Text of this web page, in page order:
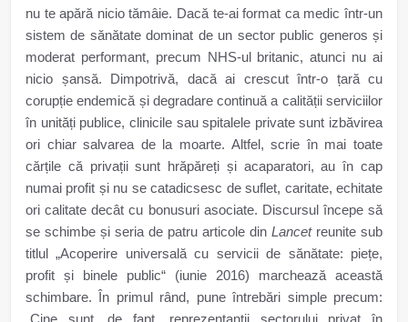
nu te apără nicio tămâie. Dacă te-ai format ca medic într-un
sistem de sănătate dominat de un sector public generos și
moderat performant, precum NHS-ul britanic, atunci nu ai
nicio șansă. Dimpotrivă, dacă ai crescut într-o țară cu
corupție endemică și degradare continuă a calității serviciilor
în unități publice, clinicile sau spitalele private sunt izbăvirea
ori chiar salvarea de la moarte. Altfel, scrie în mai toate
cărțile că privații sunt hrăpăreți și acaparatori, au în cap
numai profit și nu se catadicsesc de suflet, caritate, echitate
ori calitate decât cu bonusuri asociate. Discursul începe să
se schimbe și seria de patru articole din Lancetreunite sub
titlul „Acoperire universală cu servicii de sănătate: piețe,
profit și binele public“ (iunie 2016) marchează această
schimbare. În primul rând, pune întrebări simple precum:
„Cine sunt, de fapt, reprezentanții sectorului privat în